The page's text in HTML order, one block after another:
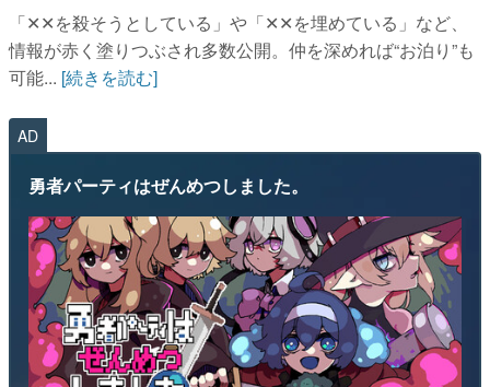
「✕✕を殺そうとしている」や「✕✕を埋めている」など、
情報が赤く塗りつぶされ多数公開。仲を深めれば“お泊り”も
可能... [続きを読む]
AD
勇者パーティはぜんめつしました。